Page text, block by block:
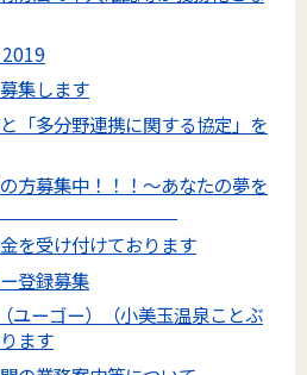
2019
集します
「多分野連携に関する協定」を
方募集中！！！～あなたの夢を
せんか～
を受け付けております
登録募集
ーゴー）（小美玉温泉ことぶ
ます